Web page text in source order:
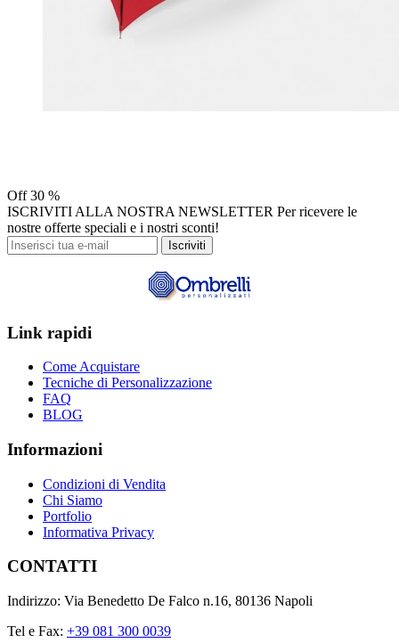
Off30 %
ISCRIVITI ALLA NOSTRA NEWSLETTER Per ricevere le
nostre offerte speciali e i nostri sconti!
Iscriviti
Link rapidi
Come Acquistare
Tecniche di Personalizzazione
FAQ
BLOG
Informazioni
Condizioni di Vendita
Chi Siamo
Portfolio
Informativa Privacy
CONTATTI
Indirizzo: Via Benedetto De Falco n.16, 80136 Napoli
Tel e Fax: +39 081 300 0039